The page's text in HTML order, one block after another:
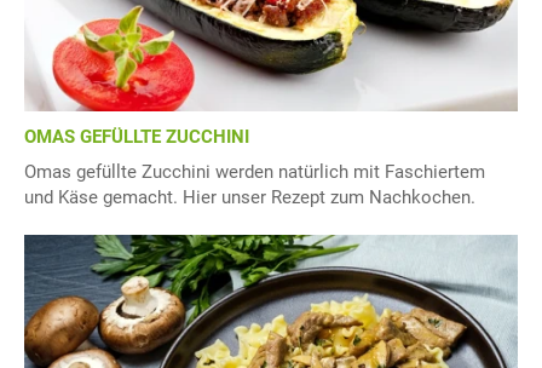
OMAS GEFÜLLTE ZUCCHINI
Omas gefüllte Zucchini werden natürlich mit Faschiertem
und Käse gemacht. Hier unser Rezept zum Nachkochen.